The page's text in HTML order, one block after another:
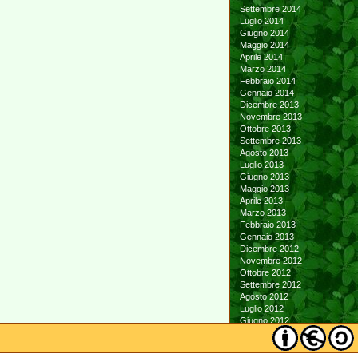
Settembre 2014
Luglio 2014
Giugno 2014
Maggio 2014
Aprile 2014
Marzo 2014
Febbraio 2014
Gennaio 2014
Dicembre 2013
Novembre 2013
Ottobre 2013
Settembre 2013
Agosto 2013
Luglio 2013
Giugno 2013
Maggio 2013
Aprile 2013
Marzo 2013
Febbraio 2013
Gennaio 2013
Dicembre 2012
Novembre 2012
Ottobre 2012
Settembre 2012
Agosto 2012
Luglio 2012
Giugno 2012
Maggio 2012
Aprile 2012